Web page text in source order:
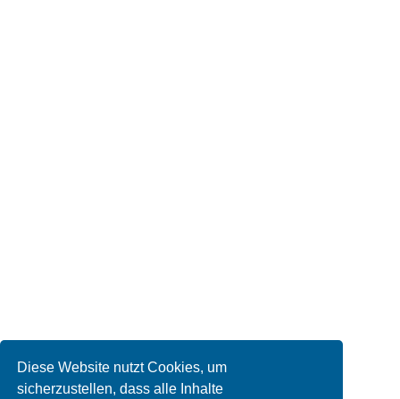
Diese Website nutzt Cookies, um
sicherzustellen, dass alle Inhalte